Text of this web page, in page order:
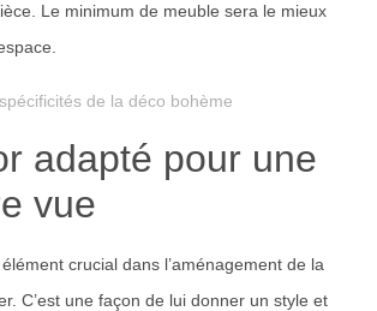
Le minimum de meuble sera le mieux
de la déco bohème
adapté pour une
vue
crucial dans l’aménagement de la
C’est une façon de lui donner un style et